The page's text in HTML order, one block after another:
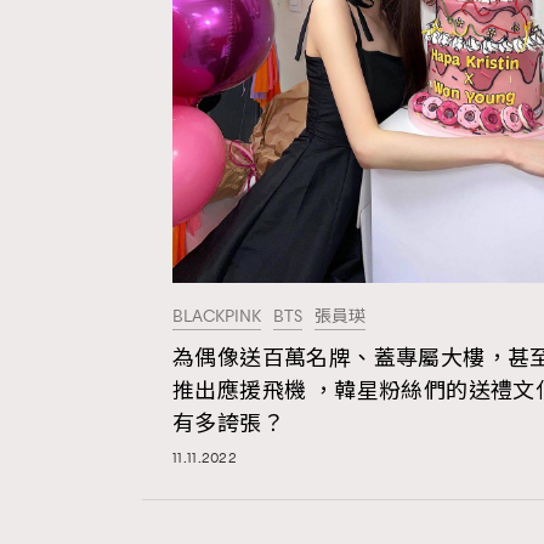
BLACKPINK BTS 張員瑛
為偶像送百萬名牌、蓋專屬大樓，甚
推出應援飛機 ，韓星粉絲們的送禮文
有多誇張？
11.11.2022